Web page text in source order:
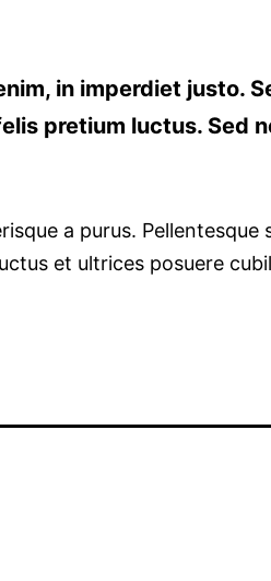
in imperdiet justo.
pretium luctus. Sed
a purus.
et ultrices posuere